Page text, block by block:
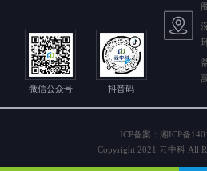
微信公众号 抖音码
ICP备案：湘ICP备
Copyright 2021 云中科 All